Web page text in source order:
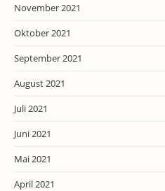
November 2021
Oktober 2021
September 2021
August 2021
Juli 2021
Juni 2021
Mai 2021
April 2021